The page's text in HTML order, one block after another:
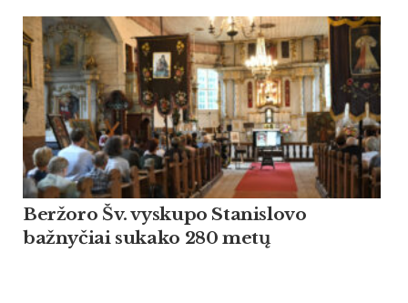
Beržoro Šv. vyskupo Stanislovo
bažnyčiai sukako 280 metų